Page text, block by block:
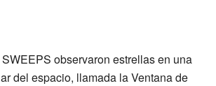
observaron estrellas en una
del espacio, llamada la Ventana de